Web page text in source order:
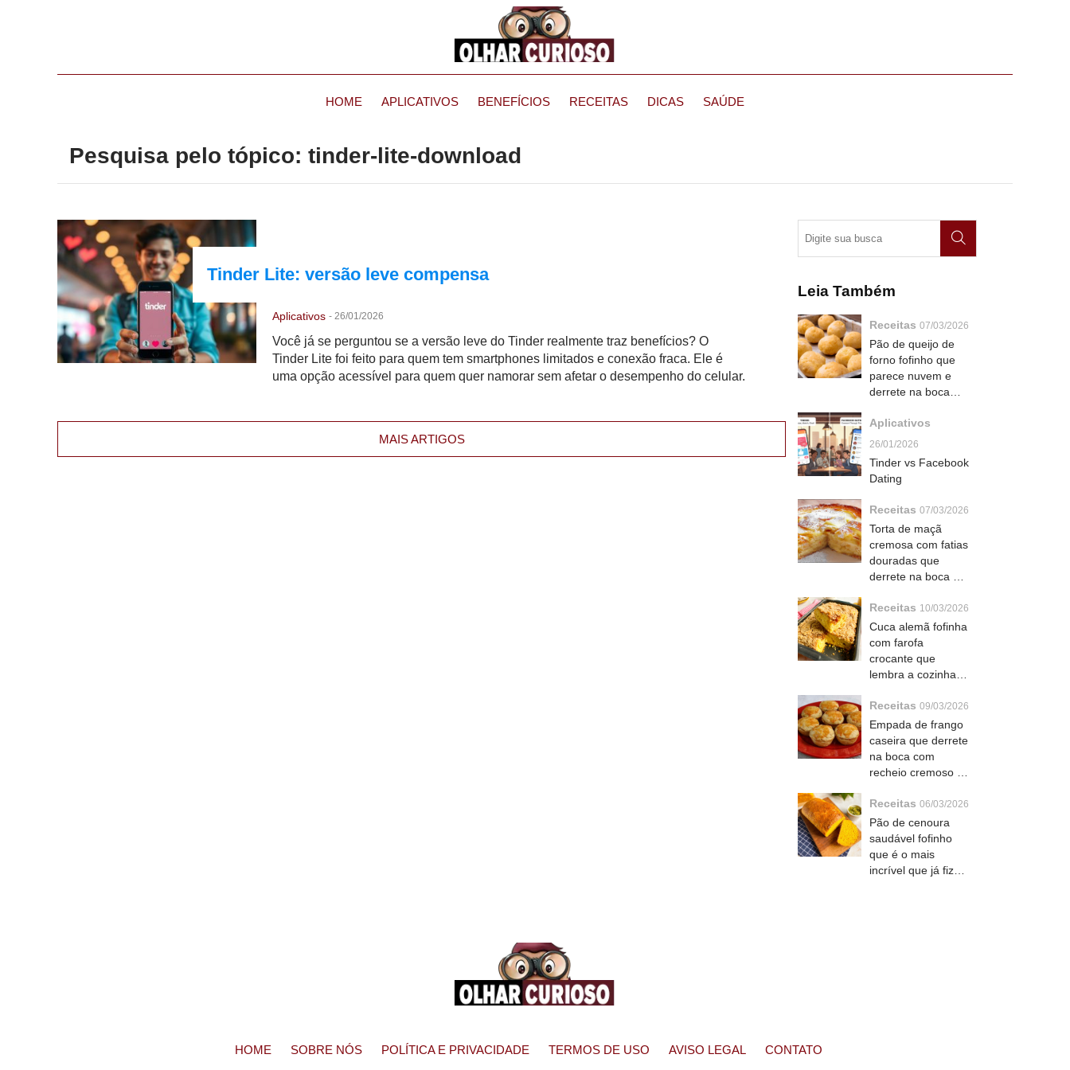
HOME APLICATIVOS BENEFÍCIOS RECEITAS DICAS SAÚDE
Pesquisa pelo tópico: tinder-lite-download
Tinder Lite: versão leve compensa
Aplicativos - 26/01/2026
Você já se perguntou se a versão leve do Tinder realmente traz benefícios? O
Tinder Lite foi feito para quem tem smartphones limitados e conexão fraca. Ele é
uma opção acessível para quem quer namorar sem afetar o desempenho do celular.
MAIS ARTIGOS
Leia Também
Receitas 07/03/2026
Pão de queijo de
forno fofinho que
parece nuvem e
derrete na boca
cremoso
Aplicativos
26/01/2026
Tinder vs Facebook
Dating
Receitas 07/03/2026
Torta de maçã
cremosa com fatias
douradas que
derrete na boca e
confeitaria francesa
Receitas 10/03/2026
Cuca alemã fofinha
com farofa
crocante que
lembra a cozinha
do Brasil
Receitas 09/03/2026
Empada de frango
caseira que derrete
na boca com
recheio cremoso e
Receitas 06/03/2026
Pão de cenoura
saudável fofinho
que é o mais
incrível que já fiz
HOME SOBRE NÓS POLÍTICA E PRIVACIDADE TERMOS DE USO AVISO LEGAL CONTATO